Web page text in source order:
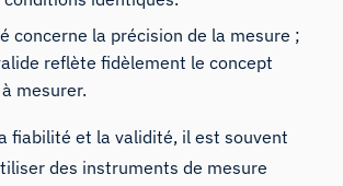
concerne la précision de la mesure ;
reflète fidèlement le concept
mesurer.
fiabilité et la validité, il est souvent
des instruments de mesure